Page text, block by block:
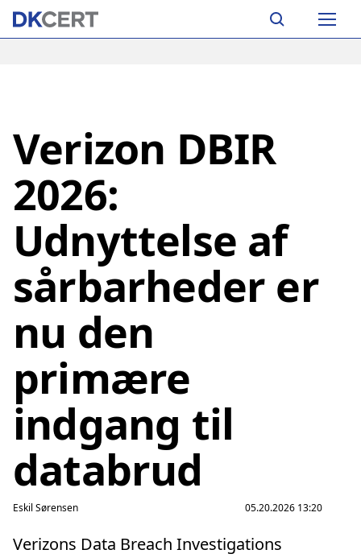
Skip
Main
Verizon DBIR
2026:
Udnyttelse af
sårbarheder er
nu den
primære
indgang til
databrud
Eskil Sørensen 05.20.2026 13:20
Verizons Data Breach Investigations